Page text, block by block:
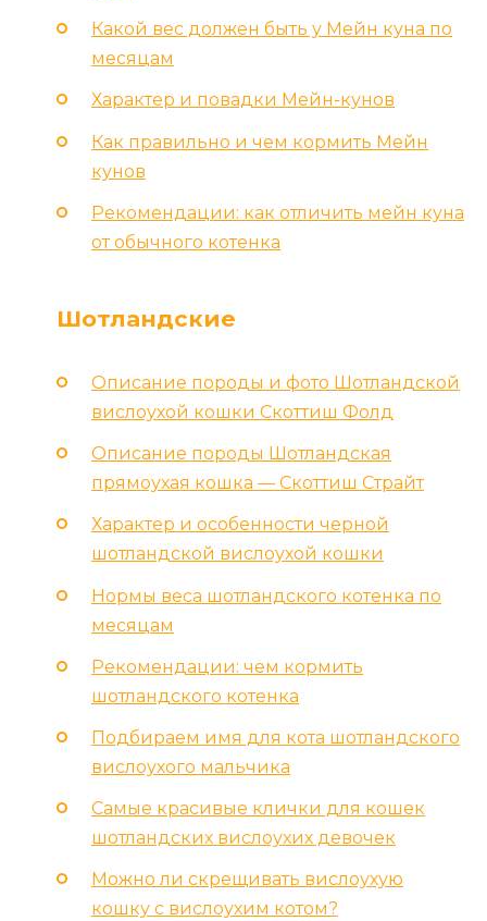
Какой вес должен быть у Мейн куна по
месяцам
Характер и повадки Мейн-кунов
Как правильно и чем кормить Мейн
кунов
Рекомендации: как отличить мейн куна
от обычного котенка
Шотландские
Описание породы и фото Шотландской
вислоухой кошки Скоттиш Фолд
Описание породы Шотландская
прямоухая кошка — Скоттиш Страйт
Характер и особенности черной
шотландской вислоухой кошки
Нормы веса шотландского котенка по
месяцам
Рекомендации: чем кормить
шотландского котенка
Подбираем имя для кота шотландского
вислоухого мальчика
Самые красивые клички для кошек
шотландских вислоухих девочек
Можно ли скрещивать вислоухую
кошку с вислоухим котом?